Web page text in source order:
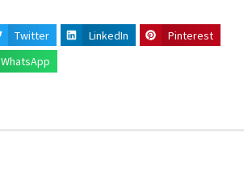
Twitter LinkedIn
Pinterest
WhatsApp